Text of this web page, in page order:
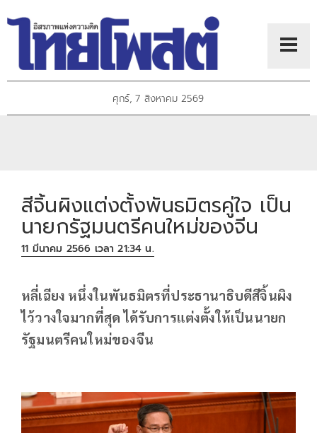
ศุกร์, 7 สิงหาคม 2569
สีจิ้นผิงแต่งตั้งพันธมิตรคู่ใจ เป็น
นายกรัฐมนตรีคนใหม่ของจีน
11 มีนาคม 2566 เวลา 21:34 น.
หลี่เฉียง หนึ่งในพันธมิตรที่ประธานาธิบดีสีจิ้นผิง
ไว้วางใจมากที่สุด ได้รับการแต่งตั้งให้เป็นนายก
รัฐมนตรีคนใหม่ของจีน